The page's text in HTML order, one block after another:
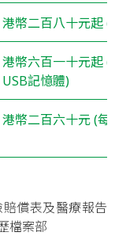
港幣二百八十元起
港幣六百一十元起
USB記憶體)
港幣二百六十元 (每
償表及醫療報告
檔案部